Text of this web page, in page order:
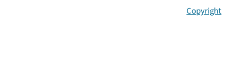
Copyright